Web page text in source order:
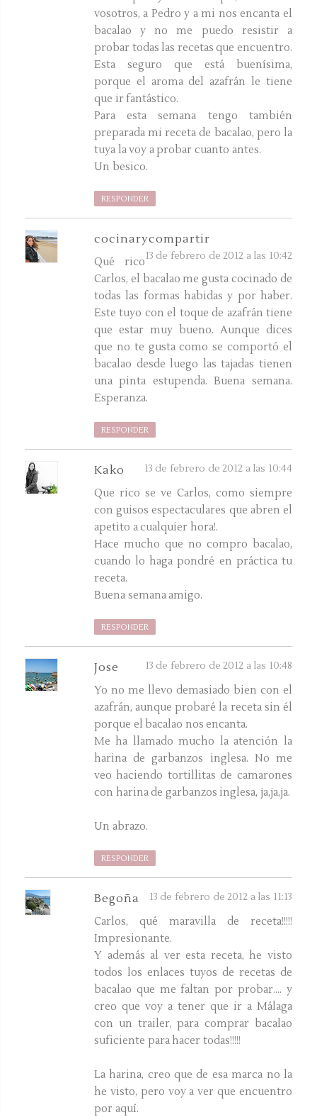
vosotros, a Pedro y a mi nos encanta el
bacalao y no me puedo resistir a
probar todas las recetas que encuentro.
Esta seguro que está buenísima,
porque el aroma del azafrán le tiene
que ir fantástico.
Para esta semana tengo también
preparada mi receta de bacalao, pero la
tuya la voy a probar cuanto antes.
Un besico.
RESPONDER
cocinarycompartir
13 de febrero de 2012 a las 10:42
Qué rico
Carlos, el bacalao me gusta cocinado de
todas las formas habidas y por haber.
Este tuyo con el toque de azafrán tiene
que estar muy bueno. Aunque dices
que no te gusta como se comportó el
bacalao desde luego las tajadas tienen
una pinta estupenda. Buena semana.
Esperanza.
RESPONDER
Kako 13 de febrero de 2012 a las 10:44
Que rico se ve Carlos, como siempre
con guisos espectaculares que abren el
apetito a cualquier hora!.
Hace mucho que no compro bacalao,
cuando lo haga pondré en práctica tu
receta.
Buena semana amigo.
RESPONDER
Jose 13 de febrero de 2012 a las 10:48
Yo no me llevo demasiado bien con el
azafrán, aunque probaré la receta sin él
porque el bacalao nos encanta.
Me ha llamado mucho la atención la
harina de garbanzos inglesa. No me
veo haciendo tortillitas de camarones
con harina de garbanzos inglesa, ja,ja,ja.
Un abrazo.
RESPONDER
Begoña 13 de febrero de 2012 a las 11:13
Carlos, qué maravilla de receta!!!!!
Impresionante.
Y además al ver esta receta, he visto
todos los enlaces tuyos de recetas de
bacalao que me faltan por probar.... y
creo que voy a tener que ir a Málaga
con un trailer, para comprar bacalao
suficiente para hacer todas!!!!!
La harina, creo que de esa marca no la
he visto, pero voy a ver que encuentro
por aquí.